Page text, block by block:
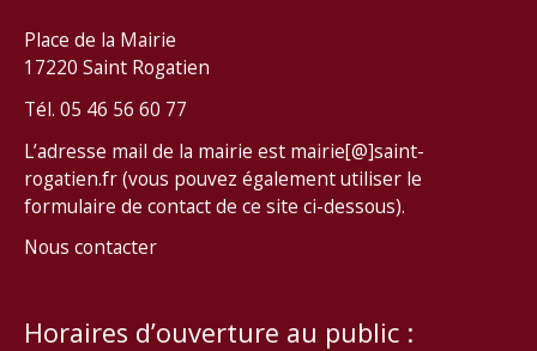
Place de la Mairie
17220 Saint Rogatien
Tél. 05 46 56 60 77
L’adresse mail de la mairie est mairie[@]saint-
rogatien.fr (vous pouvez également utiliser le
formulaire de contact de ce site ci-dessous).
Nous contacter
Horaires d’ouverture au public :